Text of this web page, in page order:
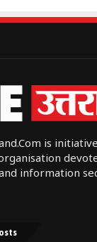
is
information